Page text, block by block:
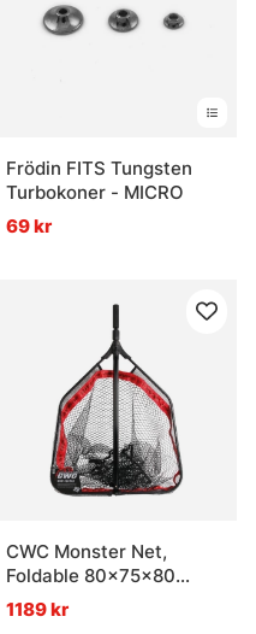
Frödin FITS Tungsten
Turbokoner - MICRO
69 kr
CWC Monster Net,
Foldable 80x75x80
Handle - 180cm
1189 kr